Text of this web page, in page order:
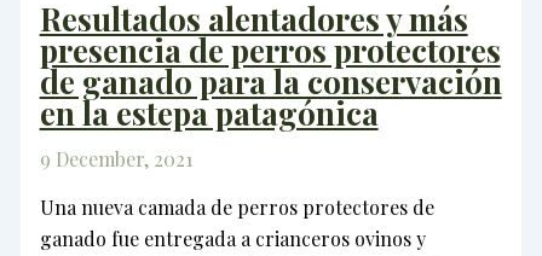
Resultados alentadores y más
presencia de perros protectores
de ganado para la conservación
en la estepa patagónica
9 December, 2021
Una nueva camada de perros protectores de
ganado fue entregada a crianceros ovinos y